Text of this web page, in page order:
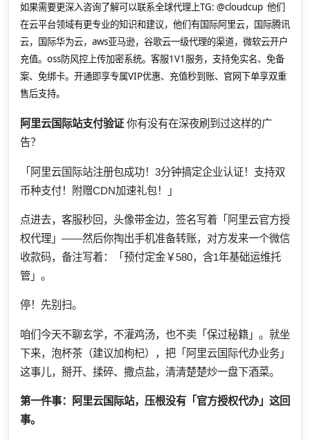
如果需要更深入咨询了解可以联系全球代理上TG: @cloudcup 他们
在云平台领域有更专业的知识和建议，他们有国际阿里云，国际腾讯
云，国际华为云，aws亚马逊，谷歌云一级代理的渠道，微软云开户
充值。oss防风控上传加密系统。客服1V1服务，支持免实名、免备
案、免绑卡。开通即享专属VIP优惠、充值秒到账、官网下单享双重
售后支持。
阿里云国际站支付验证 你有没有在深夜刷到过这样的广
告？
「阿里云国际站注册包成功！3分钟搞定企业认证！支持双
币种支付！附赠CDN加速礼包！」
点进去，客服秒回，头像带金边，签名写着「阿里云官方授
权代理」——然后你掏出手机准备转账，对方发来一个微信
收款码，备注写着：「预付定金￥580，含1年基础运维托
管」。
停！先别扫。
咱们今天不聊玄学，不灌鸡汤，也不卖「保过秘籍」。就坐
下来，泡杯茶（建议加枸杞），把「阿里云国际代办业务」
这事儿，掰开、揉碎、撒点盐，清清楚楚炒一盘下酒菜。
第一件事：阿里云国际站，压根没有「官方授权代办」这回
事。